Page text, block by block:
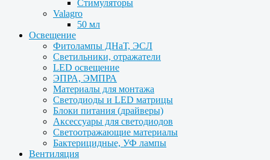
Стимуляторы
Valagro
50 мл
Освещение
Фитолампы ДНаТ, ЭСЛ
Светильники, отражатели
LED освещение
ЭПРА, ЭМПРА
Материалы для монтажа
Светодиоды и LED матрицы
Блоки питания (драйверы)
Аксессуары для светодиодов
Светоотражающие материалы
Бактерицидные, УФ лампы
Вентиляция